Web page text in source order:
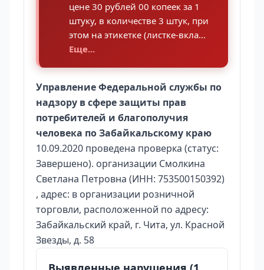
цене 30 рублей 00 копеек за 1
штуку, в количестве 3 штук, при
этом на этикетке (листке-вкла...
Еще...
Управление Федеральной службы по
надзору в сфере защиты прав
потребителей и благополучия
человека по Забайкальскому краю
10.09.2020 проведена проверка (статус:
Завершено). организации Смолкина
Светлана Петровна (ИНН: 753500150392)
, адрес: в организации розничной
торговли, расположенной по адресу:
Забайкальский край, г. Чита, ул. Красной
Звезды, д. 58